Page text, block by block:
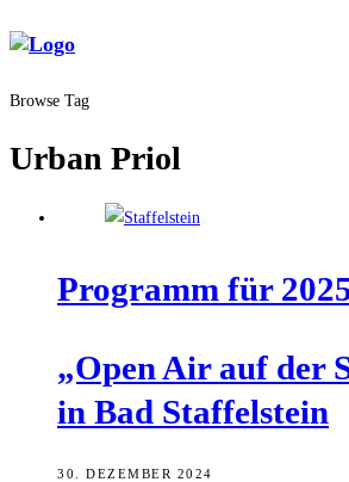
Browse Tag
Urban Priol
Pro­gramm für
„Open Air auf der
in Bad Staffelstein
30. DEZEMBER 2024